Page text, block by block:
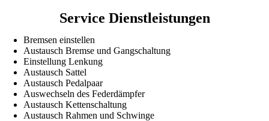
Service Dienstleistungen
Bremsen einstellen
Austausch Bremse und Gangschaltung
Einstellung Lenkung
Austausch Sattel
Austausch Pedalpaar
Auswechseln des Federdämpfer
Austausch Kettenschaltung
Austausch Rahmen und Schwinge